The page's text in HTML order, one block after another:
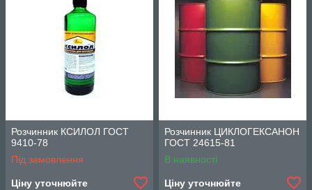
Розчинник КСИЛОЛ ГОСТ
9410-78
Під замовлення
Ціну уточнюйте
Розчинник ЦИКЛОГЕКСАНОН
ГОСТ 24615-81
В наявності
Ціну уточнюйте